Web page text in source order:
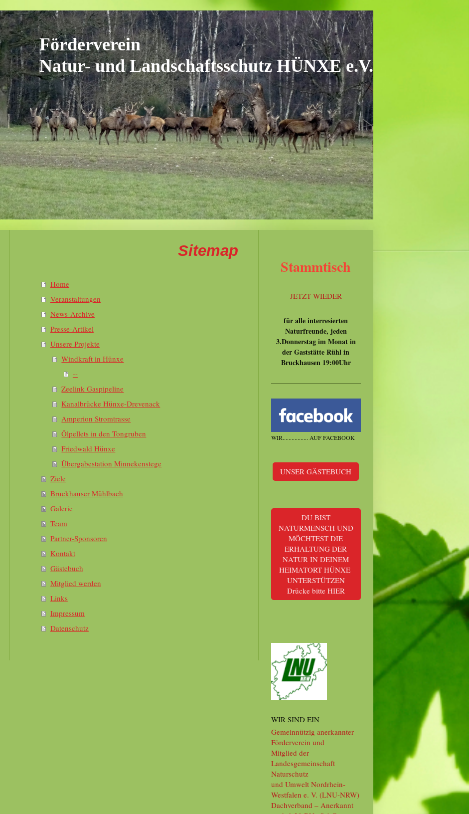
Förderverein
Natur- und Landschaftsschutz HÜNXE e.V.
Sitemap
Home
Veranstaltungen
News-Archive
Presse-Artikel
Unsere Projekte
Windkraft in Hünxe
--
Zeelink Gaspipeline
Kanalbrücke Hünxe-Drevenack
Amperion Stromtrasse
Ölpellets in den Tongruben
Friedwald Hünxe
Übergabestation Minnekenstege
Ziele
Bruckhauser Mühlbach
Galerie
Team
Partner-Sponsoren
Kontakt
Gästebuch
Mitglied werden
Links
Impressum
Datenschutz
Stammtisch
JETZT WIEDER
für alle interresierten
Naturfreunde, jeden
3.Donnerstag im Monat in
der Gaststätte Rühl in
Bruckhausen 19:00Uhr
WIR................. AUF FACEBOOK
UNSER GÄSTEBUCH
DU BIST
NATURMENSCH UND
MÖCHTEST DIE
ERHALTUNG DER
NATUR IN DEINEM
HEIMATORT HÜNXE
UNTERSTÜTZEN
Drücke bitte HIER
WIR SIND EIN
Gemeinnützig anerkannter
Förderverein und
Mitglied der
Landesgemeinschaft
Naturschutz
und Umwelt Nordrhein-
Westfalen e. V. (LNU-NRW)
Dachverband – Anerkannt